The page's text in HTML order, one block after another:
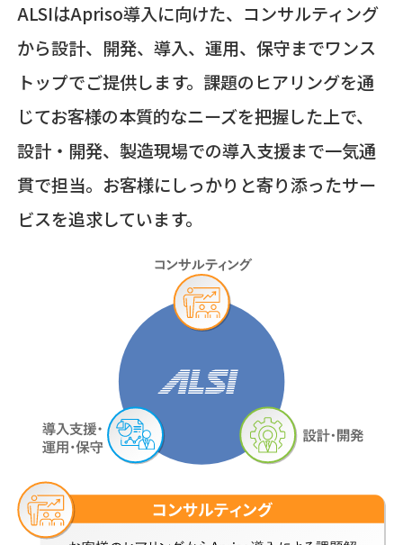
ALSIはApriso導入に向けた、コンサルティング
から設計、開発、導入、運用、保守までワンス
トップでご提供します。課題のヒアリングを通
じてお客様の本質的なニーズを把握した上で、
設計・開発、製造現場での導入支援まで一気通
貫で担当。お客様にしっかりと寄り添ったサー
ビスを追求しています。